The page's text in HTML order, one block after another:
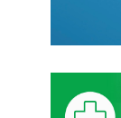
mapa
institución